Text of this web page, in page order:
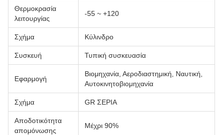
Θερμοκρασία
λειτουργίας
-55 ~ +120
Σχήμα Κύλινδρο
Συσκευή Τυπική συσκευασία
Εφαρμογή
Βιομηχανία, Αεροδιαστημική, Ναυτική,
Αυτοκινητοβιομηχανία
Σχήμα GR ΣΕΡΙΑ
Αποδοτικότητα
απομόνωσης
Μέχρι 90%